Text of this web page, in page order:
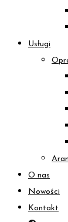
Usługi
O nas
Nowości
Kontakt